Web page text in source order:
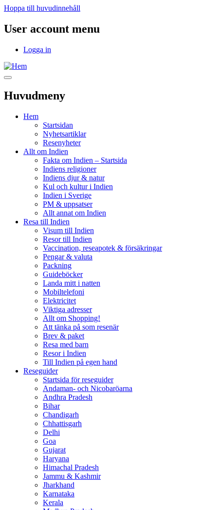
Hoppa till huvudinnehåll
User account menu
Logga in
Huvudmeny
Hem
Startsidan
Nyhetsartiklar
Resenyheter
Allt om Indien
Fakta om Indien – Startsida
Indiens religioner
Indiens djur & natur
Kul och kultur i Indien
Indien i Sverige
PM & uppsatser
Allt annat om Indien
Resa till Indien
Visum till Indien
Resor till Indien
Vaccination, reseapotek & försäkringar
Pengar & valuta
Packning
Guideböcker
Landa mitt i natten
Mobiltelefoni
Elektricitet
Viktiga adresser
Allt om Shopping!
Att tänka på som resenär
Brev & paket
Resa med barn
Resor i Indien
Till Indien på egen hand
Reseguider
Startsida för reseguider
Andaman- och Nicobaröarna
Andhra Pradesh
Bihar
Chandigarh
Chhattisgarh
Delhi
Goa
Gujarat
Haryana
Himachal Pradesh
Jammu & Kashmir
Jharkhand
Karnataka
Kerala